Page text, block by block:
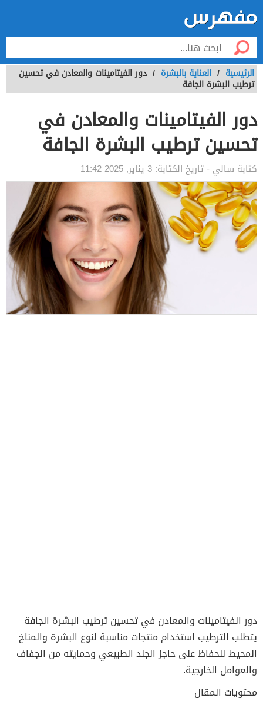
الرئيسية / العناية بالبشرة / دور الفيتامينات والمعادن في تحسين
ترطيب البشرة الجافة
دور الفيتامينات والمعادن في
تحسين ترطيب البشرة الجافة
كتابة سالي - تاريخ الكتابة: 3 يناير, 2025 11:42
دور الفيتامينات والمعادن في تحسين ترطيب البشرة الجافة
يتطلب الترطيب استخدام منتجات مناسبة لنوع البشرة والمناخ
المحيط للحفاظ على حاجز الجلد الطبيعي وحمايته من الجفاف
والعوامل الخارجية.
محتويات المقال